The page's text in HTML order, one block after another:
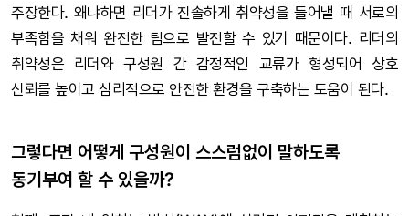
주장한다. 왜냐하면 리더가 진솔하게 취약성을 들어낼 때 서로의
부족함을 채워 완전한 팀으로 발전할 수 있기 때문이다. 리더의
취약성은 리더와 구성원 간 감정적인 교류가 형성되어 상호
신뢰를 높이고 심리적으로 안전한 환경을 구축하는 도움이 된다.
그렇다면 어떻게 구성원이 스스럼없이 말하도록
동기부여 할 수 있을까?